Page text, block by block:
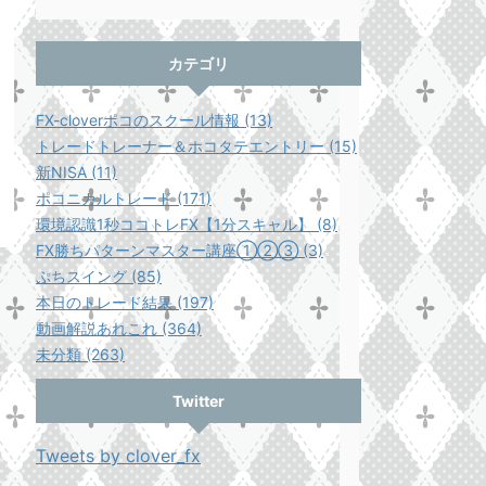
カテゴリ
FX-cloverポコのスクール情報 (13)
トレードトレーナー＆ホコタテエントリー (15)
新NISA (11)
ポコニカルトレード (171)
環境認識1秒ココトレFX【1分スキャル】 (8)
FX勝ちパターンマスター講座①②③ (3)
ぷちスイング (85)
本日のトレード結果 (197)
動画解説あれこれ (364)
未分類 (263)
Twitter
Tweets by clover_fx